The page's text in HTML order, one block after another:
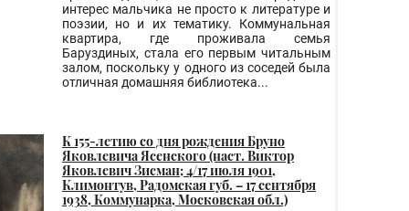
интерес мальчика не просто к литературе и
поэзии, но и их тематику. Коммунальная
квартира, где проживала семья
Баруздиных, стала его первым читальным
залом, поскольку у одного из соседей была
отличная домашняя библиотека...
К 155-летию со дня рождения Бруно
Яковлевича Ясенского (наст. Виктор
Яковлевич Зисман; 4/17 июля 1901,
Климонтув, Радомская губ. – 17 сентября
1938, Коммунарка, Московская обл.)